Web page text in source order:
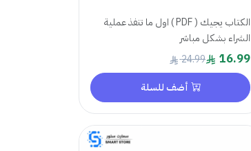
الكتاب يجيك ( PDF ) اول ما تنفذ عملية
الشراء بشكل مباشر
16.99
24.99
أضف للسلة